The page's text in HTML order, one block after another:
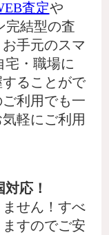
査定や
完結型の査
手元のスマ
宅・職場に
ることがで
利用でも一
軽にご利用
応！
せん！すべ
すのでご安